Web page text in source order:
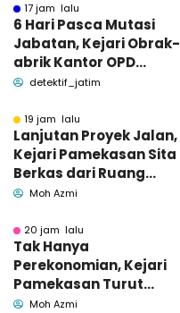
17 jam lalu
6 Hari Pasca Mutasi
Jabatan, Kejari Obrak-
abrik Kantor OPD
Pemkab Pamekasan
detektif_jatim
19 jam lalu
Lanjutan Proyek Jalan,
Kejari Pamekasan Sita
Berkas dari Ruang
Pemkab Pamekasan
Moh Azmi
20 jam lalu
Tak Hanya
Perekonomian, Kejari
Pamekasan Turut
Geledah Ruang
Moh Azmi